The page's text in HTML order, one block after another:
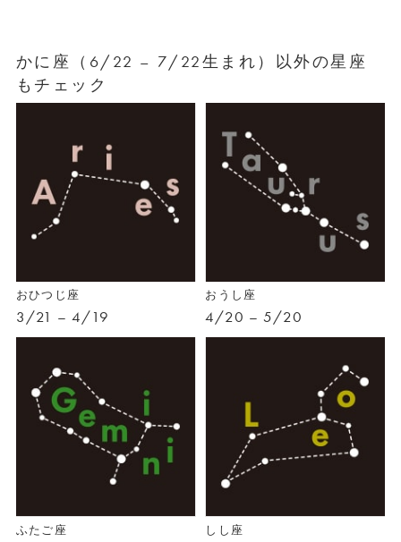
かに座（6/22 – 7/22生まれ）以外の星座
もチェック
おひつじ座
3/21 – 4/19
おうし座
4/20 – 5/20
ふたご座 しし座